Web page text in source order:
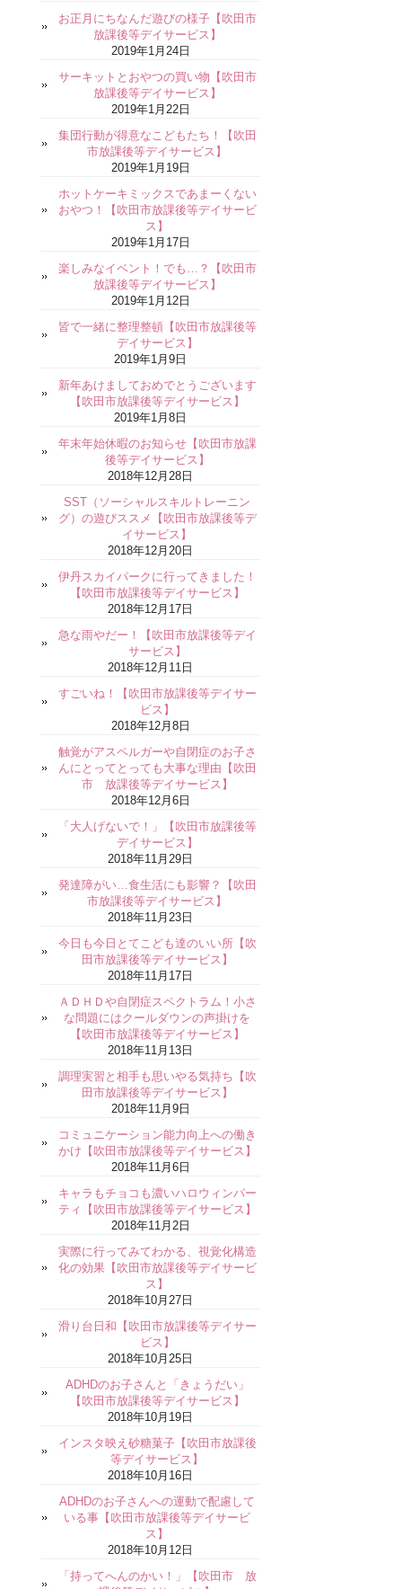
お正月にちなんだ遊びの様子【吹田市
放課後等デイサービス】
2019年1月24日
サーキットとおやつの買い物【吹田市
放課後等デイサービス】
2019年1月22日
集団行動が得意なこどもたち！【吹田
市放課後等デイサービス】
2019年1月19日
ホットケーキミックスであまーくない
おやつ！【吹田市放課後等デイサービ
ス】
2019年1月17日
楽しみなイベント！でも…？【吹田市
放課後等デイサービス】
2019年1月12日
皆で一緒に整理整頓【吹田市放課後等
デイサービス】
2019年1月9日
新年あけましておめでとうございます
【吹田市放課後等デイサービス】
2019年1月8日
年末年始休暇のお知らせ【吹田市放課
後等デイサービス】
2018年12月28日
SST（ソーシャルスキルトレーニン
グ）の遊びススメ【吹田市放課後等デ
イサービス】
2018年12月20日
伊丹スカイパークに行ってきました！
【吹田市放課後等デイサービス】
2018年12月17日
急な雨やだー！【吹田市放課後等デイ
サービス】
2018年12月11日
すごいね！【吹田市放課後等デイサー
ビス】
2018年12月8日
触覚がアスペルガーや自閉症のお子さ
んにとってとっても大事な理由【吹田
市 放課後等デイサービス】
2018年12月6日
「大人げないで！」【吹田市放課後等
デイサービス】
2018年11月29日
発達障がい…食生活にも影響？【吹田
市放課後等デイサービス】
2018年11月23日
今日も今日とてこども達のいい所【吹
田市放課後等デイサービス】
2018年11月17日
ＡＤＨＤや自閉症スペクトラム！小さ
な問題にはクールダウンの声掛けを
【吹田市放課後等デイサービス】
2018年11月13日
調理実習と相手も思いやる気持ち【吹
田市放課後等デイサービス】
2018年11月9日
コミュニケーション能力向上への働き
かけ【吹田市放課後等デイサービス】
2018年11月6日
キャラもチョコも濃いハロウィンパー
ティ【吹田市放課後等デイサービス】
2018年11月2日
実際に行ってみてわかる、視覚化構造
化の効果【吹田市放課後等デイサービ
ス】
2018年10月27日
滑り台日和【吹田市放課後等デイサー
ビス】
2018年10月25日
ADHDのお子さんと「きょうだい」
【吹田市放課後等デイサービス】
2018年10月19日
インスタ映え砂糖菓子【吹田市放課後
等デイサービス】
2018年10月16日
ADHDのお子さんへの運動で配慮して
いる事【吹田市放課後等デイサービ
ス】
2018年10月12日
「持ってへんのかい！」【吹田市 放